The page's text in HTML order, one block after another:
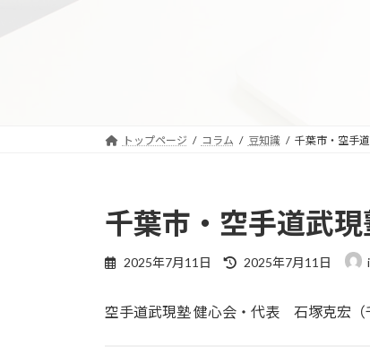
トップページ コラム 豆知識 千葉市・空手
千葉市・空手道武
2025年7月11日
最
新
2025年7月11日
空手道武現塾 健心会・代表 石塚克宏（